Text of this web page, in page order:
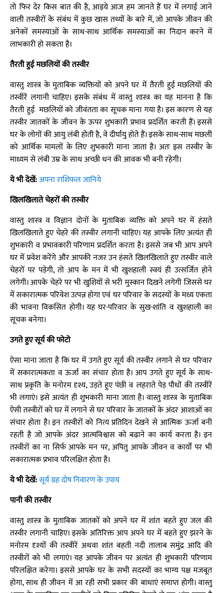
तो फिर देर किस बात की है, आइये आज हम जानते हैं घर में लगाई जाने
वाली तस्वीरों के संबंध में कुछ खास तथ्यों के बारे में, जो आपके जीवन की
अनेकों समस्याओं के साथ-साथ आर्थिक समस्याओं का निदान करने में
लाभकारी हो सकता है।
तैरती हुई मछलियों की तस्वीर
वास्तु शास्त्र के मुताबिक व्यक्तियों को अपने घर में तैरती हुई मछलियों की
तस्वीरें लगानी चाहिए। इसके संबंध में वास्तु शास्त्र का यह मानना है कि
तैरती हुई मछलियों को जीवंतता का सूचक माना गया है। इस कारण से यह
तस्वीर जातकों के जीवन के ऊपर शुभकारी प्रभाव प्रदर्शित करती हैं। इससे
घर के लोगों की आयु लंबी होती है, वे दीर्घायु होते हैं। इसके साथ-साथ मछली
को आर्थिक मामलों के लिए शुभकारी माना जाता है। अतः इस तस्वीर के
माध्यम से लंबी उम्र के साथ अच्छी धन की आवक भी बनी रहेगी।
ये भी देखें:अपना राशिफल जानिये
खिलखिलाते चेहरों की तस्वीर
वास्तु शास्त्र व विज्ञान दोनों के मुताबिक व्यक्ति को अपने घर में हंसते
खिलखिलाते हुए चेहरे की तस्वीर लगानी चाहिए। यह आपके लिए अत्यंत ही
शुभकारी व प्रभावकारी परिणाम प्रदर्शित करता है। इससे जब भी आप अपने
घर में प्रवेश करेंगे और आपकी नजर उन हंसते खिलखिलाते हुए तस्वीर वाले
चेहरों पर पड़ेगी, तो आप के मन में भी खुशहाली स्वयं ही उत्सर्जित होने
लगेगी। आपके चेहरे पर भी खुशियों से भरी मुस्कान दिखने लगेगी जिससे घर
में सकारात्मक परिवेश उत्पन्न होगा एवं घर परिवार के सदस्यों के मध्य एकता
की भावना विकसित होगी। यह घर-परिवार के सुख-शांति व खुशहाली का
सूचक बनेगा।
उगते हुए सूर्य की फोटो
ऐसा माना जाता है कि घर में उगते हुए सूर्य की तस्वीर लगाने से घर परिवार
में सकारात्मकता व ऊर्जा का संचार होता है। आप उगते हुए सूर्य के साथ-
साथ प्रकृति के मनोरम दृश्य, उड़ते हुए पंछी व लहराते पेड़ पौधों की तस्वीरें
भी लगाएं। इसे अत्यंत ही शुभकारी माना जाता है। वास्तु शास्त्र के मुताबिक
ऐसी तस्वीरों को घर में लगाने से घर परिवार के जातकों के अंदर आशाओं का
संचार होता है। इन तस्वीरों को नित्य प्रतिदिन देखने से आत्मिक ऊर्जा बनी
रहती है जो आपके अंदर आत्मविश्वास को बढ़ाने का कार्य करता है। इन
तस्वीरों का ना सिर्फ आपके मन पर, अपितु आपके जीवन व कार्यों पर भी
सकारात्मक प्रभाव परिलक्षित होता है।
ये भी देखें:सूर्य ग्रह दोष निवारण के उपाय
पानी की तस्वीर
वास्तु शास्त्र के मुताबिक जातकों को अपने घर में शांत बहते हुए जल की
तस्वीर लगानी चाहिए। इसके अतिरिक्त आप अपने घर में बहते हुए झरने के
मनोरम दृश्यों की तस्वीरें अथवा शांत बहती नदी तालाब समुंद्र आदि की
तस्वीरों को भी लगाएं। यह आपके जीवन पर अत्यंत ही शुभकारी परिणाम
परिलक्षित करेगा। इससे आपके घर के सभी सदस्यों का भाग्य पक्ष मजबूत
होगा, साथ ही जीवन में आ रही सभी प्रकार की बाधाएं समाप्त होगी। वास्तु